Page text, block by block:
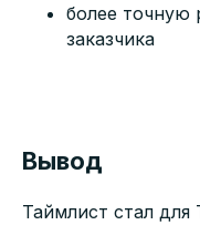
более точную
заказчика
Вывод
Таймлист стал